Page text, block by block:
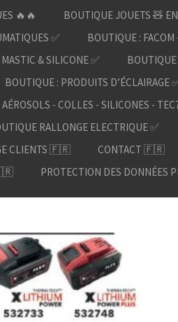
🔥🔥
BOUTIQUE JOUETS 🧸
✅
BOUTIQUE : FACOM
& SILICONE ✅
BOUTIQUE
BOUTIQUE : PRODUITS D’ÉCLAIRAGE
AÉROSOLS - COLLES - SILICONES -
RALLONGE ELECTRIQUE ✅
CLIENTS 🇫🇷 CONTACT 🇫🇷
PROTECTION DES